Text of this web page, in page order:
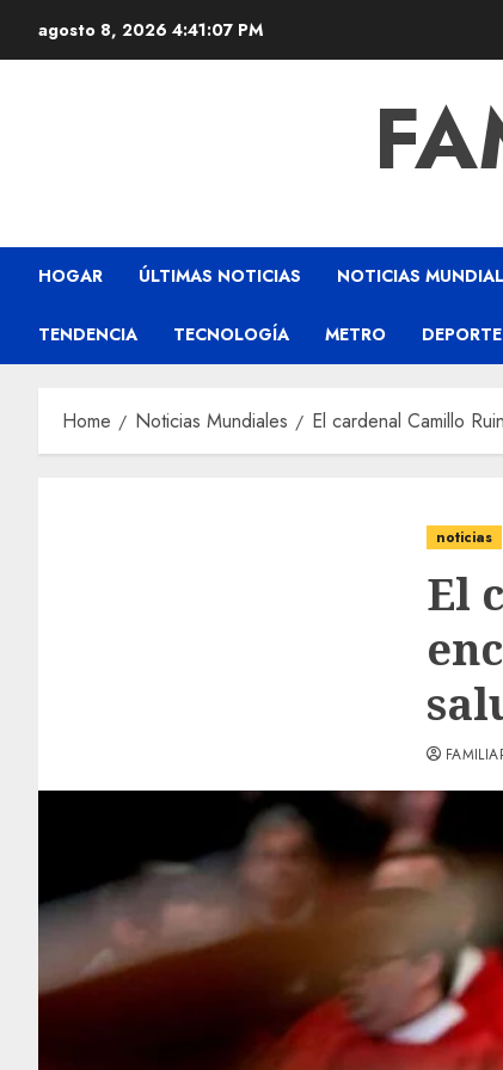
agosto 8, 2026 4:41:08 PM
HOGAR ÚLTIMAS NOTICIAS NOTICIAS
TENDENCIA TECNOLOGÍA METRO DEPORTE
Home Noticias Mundiales El cardenal Camillo
noticias
El